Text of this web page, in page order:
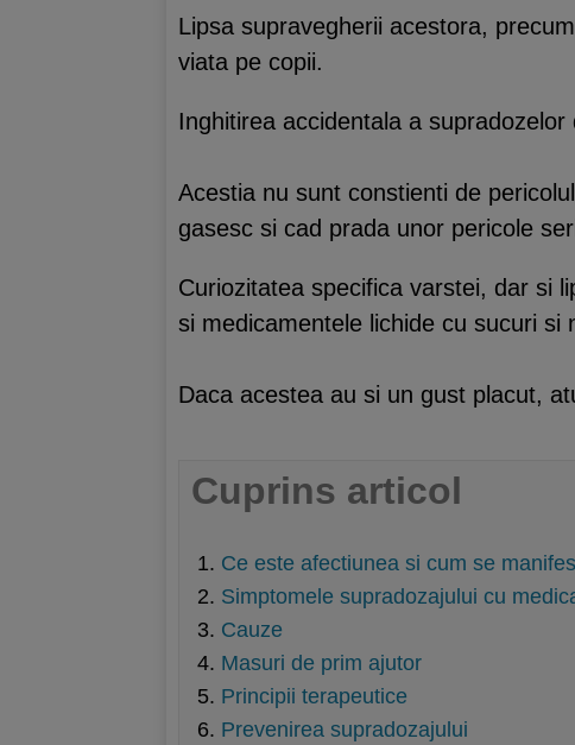
Lipsa supravegherii acestora,
viata pe copii.
Inghitirea accidentala a
Acestia nu sunt constienti de
gasesc si cad prada unor pericole
Curiozitatea specifica varstei, dar si
si medicamentele lichide cu sucuri
Daca acestea au si un gust placut,
Cuprins articol
Ce este afectiunea si cum se
Simptomele supradozajului cu
Cauze
Masuri de prim ajutor
Principii terapeutice
Prevenirea supradozajului